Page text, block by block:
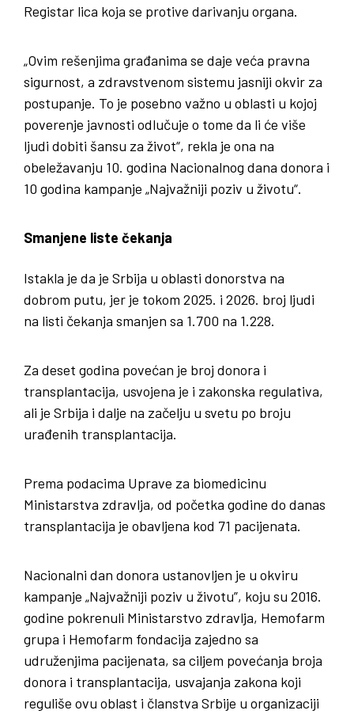
Registar lica koja se protive darivanju organa.
„Ovim rešenjima građanima se daje veća pravna
sigurnost, a zdravstvenom sistemu jasniji okvir za
postupanje. To je posebno važno u oblasti u kojoj
poverenje javnosti odlučuje o tome da li će više
ljudi dobiti šansu za život“, rekla je ona na
obeležavanju 10. godina Nacionalnog dana donora i
10 godina kampanje „Najvažniji poziv u životu“.
Smanjene liste čekanja
Istakla je da je Srbija u oblasti donorstva na
dobrom putu, jer je tokom 2025. i 2026. broj ljudi
na listi čekanja smanjen sa 1.700 na 1.228.
Za deset godina povećan je broj donora i
transplantacija, usvojena je i zakonska regulativa,
ali je Srbija i dalje na začelju u svetu po broju
urađenih transplantacija.
Prema podacima Uprave za biomedicinu
Ministarstva zdravlja, od početka godine do danas
transplantacija je obavljena kod 71 pacijenata.
Nacionalni dan donora ustanovljen je u okviru
kampanje „Najvažniji poziv u životu”, koju su 2016.
godine pokrenuli Ministarstvo zdravlja, Hemofarm
grupa i Hemofarm fondacija zajedno sa
udruženjima pacijenata, sa ciljem povećanja broja
donora i transplantacija, usvajanja zakona koji
reguliše ovu oblast i članstva Srbije u organizaciji